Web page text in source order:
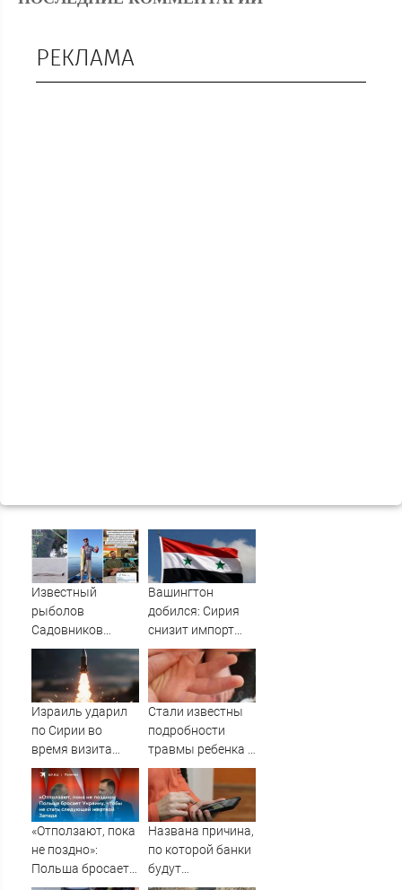
РЕКЛАМА
Известный
рыболов
Садовников
пропал на Волге
во время шторма
Вашингтон
добился: Сирия
снизит импорт
нефти из РФ
Израиль ударил
по Сирии во
время визита
главы МИД
Турции
Стали известны
подробности
травмы ребенка в
детсаду
«Отползают, пока
не поздно»:
Польша бросает
Названа причина,
по которой банки
будут